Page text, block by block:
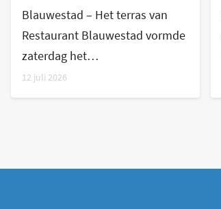
Blauwestad – Het terras van
Restaurant Blauwestad vormde
zaterdag het…
12 juli 2026